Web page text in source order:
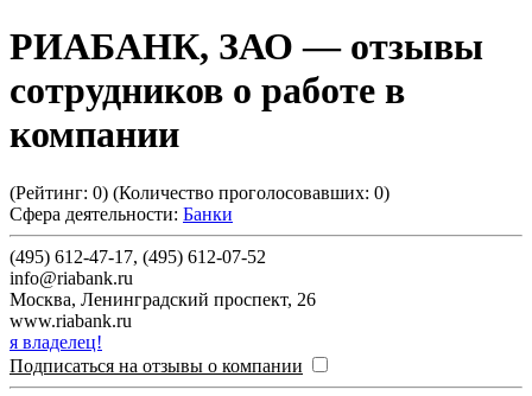
РИАБАНК, ЗАО — отзывы
сотрудников о работе в
компании
(Рейтинг: 0) (Количество проголосовавших: 0)
Сфера деятельности: Банки
(495) 612-47-17, (495) 612-07-52
info@riabank.ru
Москва, Ленинградский проспект, 26
www.riabank.ru
я владелец!
Подписаться на отзывы о компании